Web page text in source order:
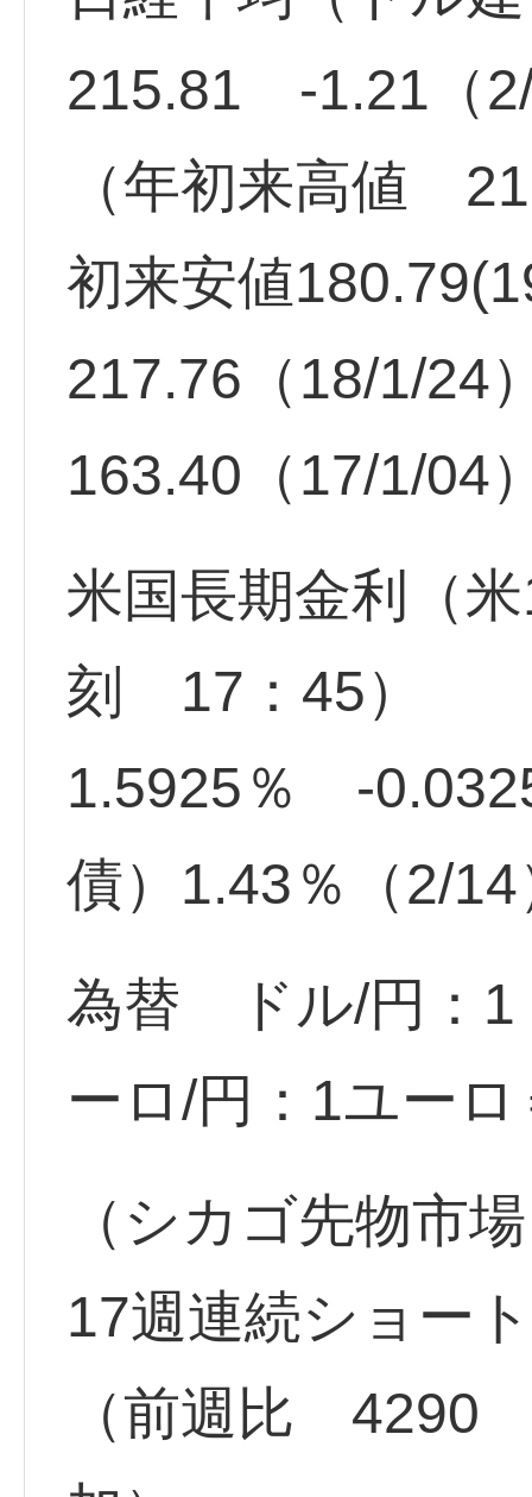
215.81 -1.21（
（年初来高値
初来安値
217.76（18/1/
163.40（17/1/04
米国長期金利（
刻 17：45）
1.5925％ -
債）1.43％（2/14
為替 ドル/円：
ーロ/円：1ユー
（シカゴ先物
17週連続ショー
（前週比 4290